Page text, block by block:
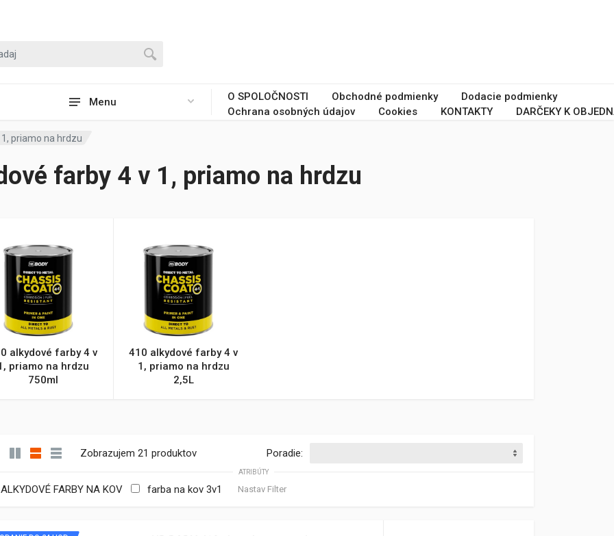
Menu O SPOLOČNOSTI Obchodné podmienky
Dodacie podmienky
Ochrana osobných údajov
Cookies KONTAKTY DARČEKY K
priamo na hrdzu
farby 4 v 1, priamo na hrdzu
alkydové farby 4 v
priamo na hrdzu
750ml
410 alkydové farby 4 v
1, priamo na hrdzu
2,5L
Zobrazujem 21 produktov Poradie:
ATRIBÚTY
ALKYDOVÉ FARBY NA KOV farba na kov 3v1 Nastav Filter